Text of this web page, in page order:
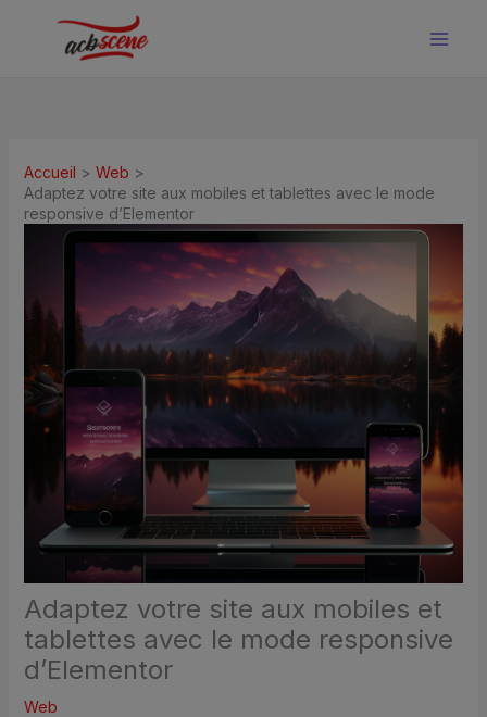
Accueil
Web
Adaptez votre site aux mobiles et tablettes avec le mode
responsive d’Elementor
Adaptez votre site aux mobiles et
tablettes avec le mode responsive
d’Elementor
Web